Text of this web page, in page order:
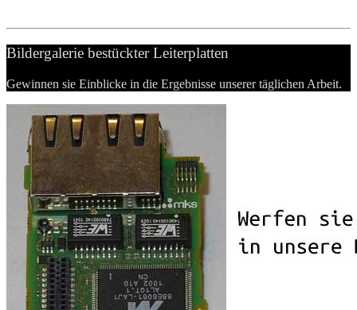
Bildergalerie bestückter Leiterplatten
Gewinnen sie Einblicke in die Ergebnisse unserer täglichen Arbeit.